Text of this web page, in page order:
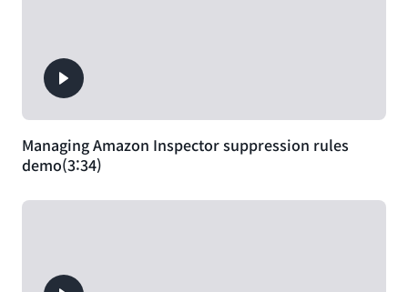
Managing Amazon Inspector suppression rules
demo(3:34)